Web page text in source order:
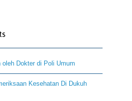
Dokter di Poli Umum
Kesehatan Di Dukuh